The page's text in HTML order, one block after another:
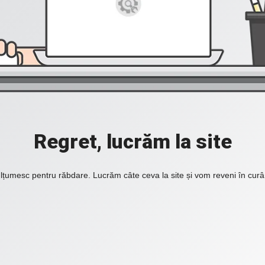
Regret, lucrăm la site
pentru răbdare. Lucrăm câte ceva la site și vom reveni în